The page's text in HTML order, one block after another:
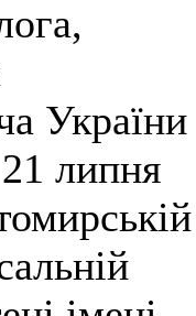
України
липня